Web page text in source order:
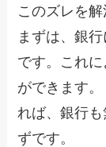
このズレを
まずは、銀
です。これ
ができます
れば、銀行
ずです。